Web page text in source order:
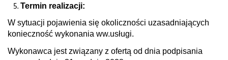
Termin realizacji:
W sytuacji pojawienia się okoliczności uzasadniających
konieczność wykonania ww.usługi.
Wykonawca jest związany z ofertą od dnia podpisania